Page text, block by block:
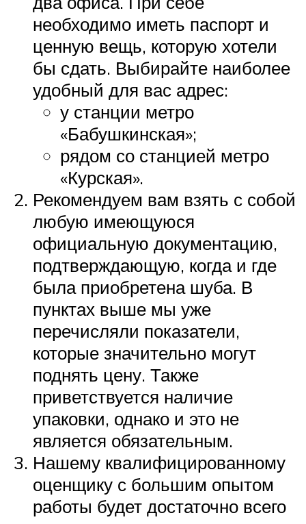
необходимо иметь паспорт и
ценную вещь, которую хотели
бы сдать. Выбирайте наиболее
удобный для вас адрес:
у станции метро
«Бабушкинская»;
рядом со станцией метро
«Курская».
Рекомендуем вам взять с собой
любую имеющуюся
официальную документацию,
подтверждающую, когда и где
была приобретена шуба. В
пунктах выше мы уже
перечисляли показатели,
которые значительно могут
поднять цену. Также
приветствуется наличие
упаковки, однако и это не
является обязательным.
Нашему квалифицированному
оценщику с большим опытом
работы будет достаточно всего